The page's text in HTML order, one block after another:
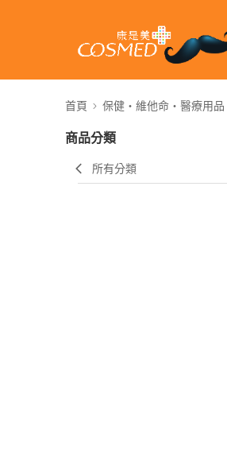
首頁 保健・維他命・醫療用品
商品分類
所有分類